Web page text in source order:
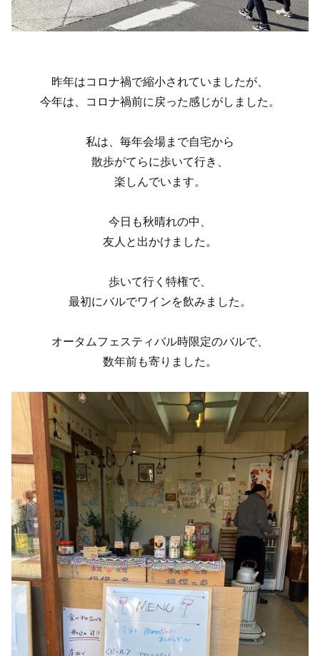
昨年はコロナ禍で縮小されていましたが、
今年は、コロナ禍前に戻った感じがしました。
私は、毎年会場まで自宅から
散歩がてらに歩いて行き、
楽しんでいます。
今日も秋晴れの中、
友人と出かけました。
歩いて行く特権で、
最初にバルでワインを飲みました。
オータムフェスティバル時限定のバルで、
数年前も寄りました。